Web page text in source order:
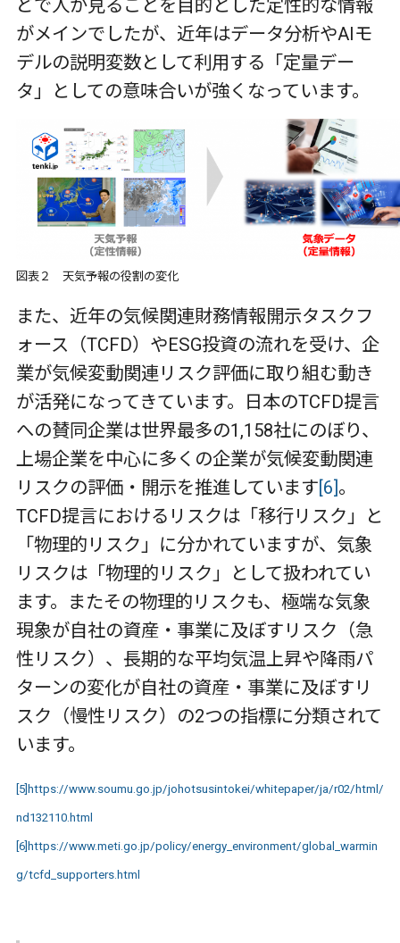
どで人が見ることを目的とした定性的な情報
がメインでしたが、近年はデータ分析やAIモ
デルの説明変数として利用する「定量デー
タ」としての意味合いが強くなっています。
図表２ 天気予報の役割の変化
また、近年の気候関連財務情報開示タスクフ
ォース（TCFD）やESG投資の流れを受け、企
業が気候変動関連リスク評価に取り組む動き
が活発になってきています。日本のTCFD提言
への賛同企業は世界最多の1,158社にのぼり、
上場企業を中心に多くの企業が気候変動関連
リスクの評価・開示を推進しています[6]。
TCFD提言におけるリスクは「移行リスク」と
「物理的リスク」に分かれていますが、気象
リスクは「物理的リスク」として扱われてい
ます。またその物理的リスクも、極端な気象
現象が自社の資産・事業に及ぼすリスク（急
性リスク）、長期的な平均気温上昇や降雨パ
ターンの変化が自社の資産・事業に及ぼすリ
スク（慢性リスク）の2つの指標に分類されて
います。
[5] https://www.soumu.go.jp/johotsusintokei/whitepaper/ja/r02/html/
nd132110.html
[6] https://www.meti.go.jp/policy/energy_environment/global_warmin
g/tcfd_supporters.html